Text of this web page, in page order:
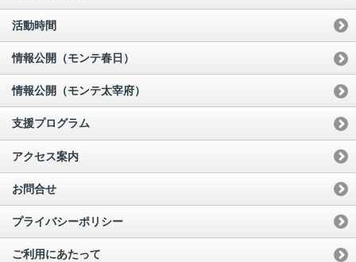
活動時間
情報公開（モンテ春日）
情報公開（モンテ太宰府）
支援プログラム
アクセス案内
お問合せ
プライバシーポリシー
ご利用にあたって